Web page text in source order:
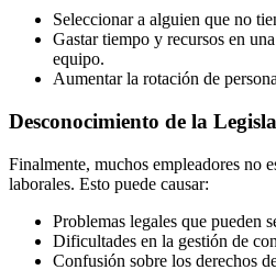
Seleccionar a alguien que no
Gastar tiempo y recursos en
equipo.
Aumentar la rotación de
Desconocimiento de la
Finalmente, muchos empleadores no
laborales. Esto puede causar:
Problemas legales que pueden
Dificultades en la gestión de
Confusión sobre los derechos